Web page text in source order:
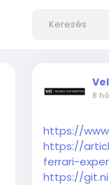
8
https://
https://
ferrari-
https://